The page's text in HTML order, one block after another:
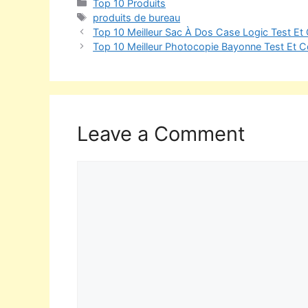
Top 10 Produits
produits de bureau
Top 10 Meilleur Sac À Dos Case Logic Test Et
Top 10 Meilleur Photocopie Bayonne Test Et
Leave a Comment